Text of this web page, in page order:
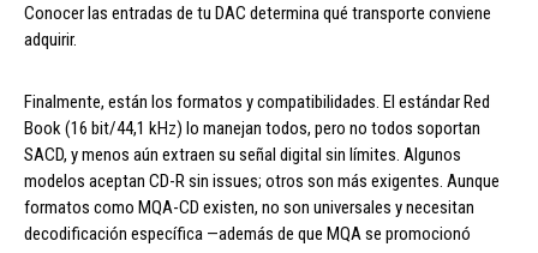
Conocer las entradas de tu DAC determina qué transporte conviene
adquirir.
Finalmente, están los formatos y compatibilidades. El estándar Red
Book (16 bit/44,1 kHz) lo manejan todos, pero no todos soportan
SACD, y menos aún extraen su señal digital sin límites. Algunos
modelos aceptan CD-R sin issues; otros son más exigentes. Aunque
formatos como MQA-CD existen, no son universales y necesitan
decodificación específica —además de que MQA se promocionó